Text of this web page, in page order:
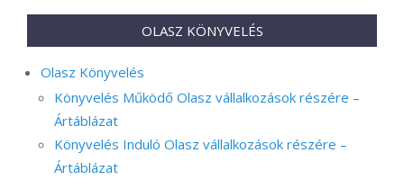
OLASZ KÖNYVELÉS
Olasz Könyvelés
Könyvelés Működő Olasz vállalkozások részére –
Ártáblázat
Könyvelés Induló Olasz vállalkozások részére –
Ártáblázat